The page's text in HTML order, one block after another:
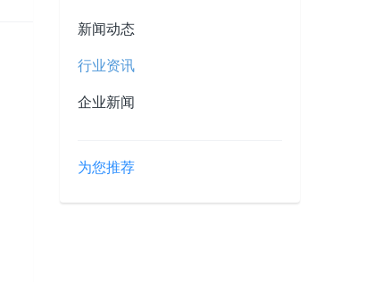
新闻动态
行业资讯
企业新闻
为您推荐